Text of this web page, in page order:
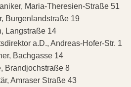
Maria-Theresien-Straße 51
Burgenlandstraße 19
Langstraße 14
a.D., Andreas-Hofer-Str. 1
Bachgasse 14
Brandjochstraße 8
Amraser Straße 43